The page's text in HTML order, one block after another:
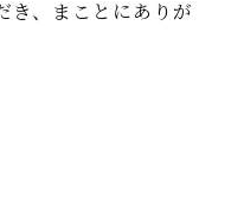
き、まことにありが